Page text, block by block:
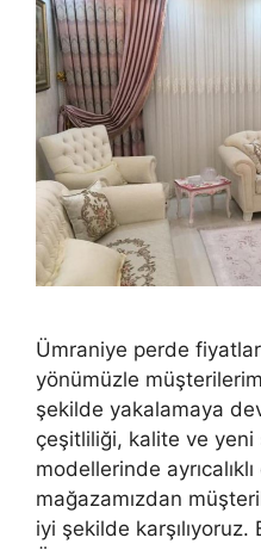
Ümraniye perde
yönümüzle
şekilde yakalamaya
çeşitliliği, kalite ve
modellerinde
mağazamızdan
iyi şekilde